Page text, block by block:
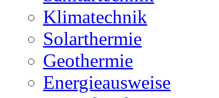
Klimatechnik
Solarthermie
Geothermie
Energieausweise